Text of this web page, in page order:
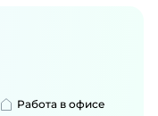
Работа в офисе